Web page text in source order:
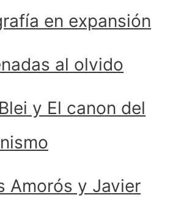
en expansión
al olvido
y El canon del
Amorós y Javier